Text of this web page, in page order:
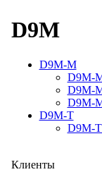
D9M
D9M-M
D9M-
D9M-
D9M-
D9M-T
D9M-
Клиенты